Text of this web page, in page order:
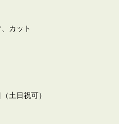
カット
土日祝可）